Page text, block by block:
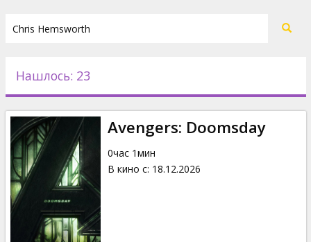
Новости
Подарки
Кинозакуски
B2B
Нашлось: 23
Avengers: Doomsday
0час 1мин
В кино с: 18.12.2026